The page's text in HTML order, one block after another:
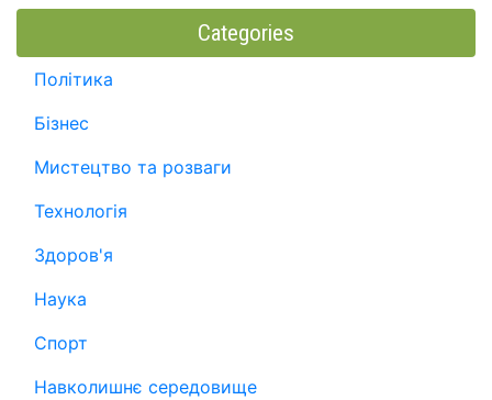
Categories
Політика
Бізнес
Мистецтво та розваги
Технологія
Здоров'я
Наука
Спорт
Навколишнє середовище